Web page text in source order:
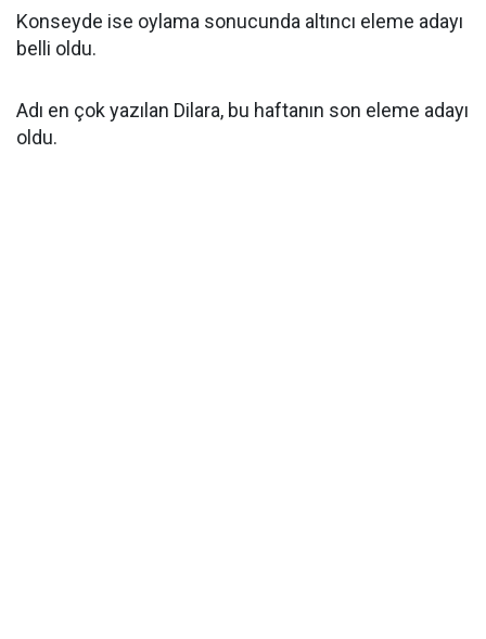
Konseyde ise oylama sonucunda altıncı eleme adayı
belli oldu.
Adı en çok yazılan Dilara, bu haftanın son eleme adayı
oldu.